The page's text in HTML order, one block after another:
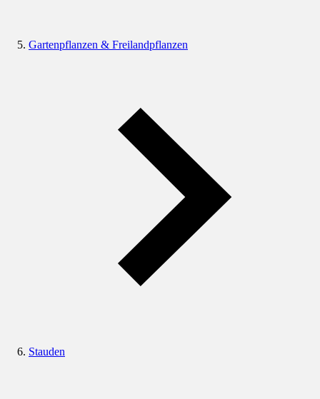
Gartenpflanzen & Freilandpflanzen
Stauden